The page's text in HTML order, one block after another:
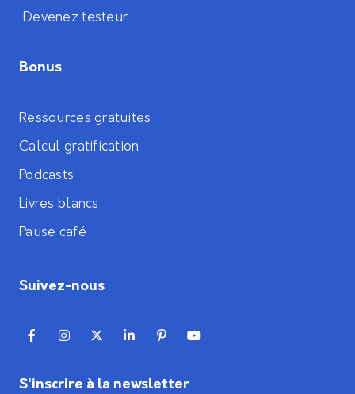
Devenez testeur
Bonus
Ressources gratuites
Calcul gratification
Podcasts
Livres blancs
Pause café
Suivez-nous
S'inscrire à la newsletter